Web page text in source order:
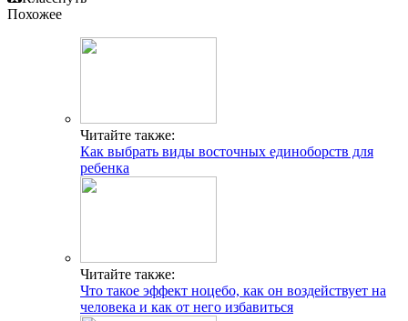
Похожее
Читайте также:
Как выбрать виды восточных единоборств для
ребенка
Читайте также:
Что такое эффект ноцебо, как он воздействует на
человека и как от него избавиться